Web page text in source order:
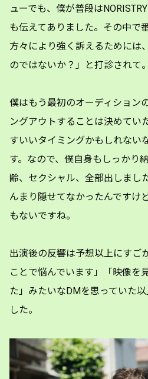
ューでも、僕が普段は
も伝えてありました。その中で
方々により強く訴えるためには
のではないか？」と打診されて。
僕はもう最初のオーディション
ングアウトすることは決めてい
すいいタイミングかもしれない
す。なので、僕自身もしっかり
齢、セクシャル、全部出しまし
んまり隠せてなかったんですけ
もないですね。
出演後の反響は予想以上にすご
ことで悩んでいます」「映像を
た」みたいなDMを思っていた
した。